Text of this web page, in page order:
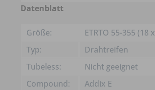
Datenblatt
Größe:
ETRTO 55-355 (18
Typ:
Drahtreifen
Tubeless:
Nicht geeignet
Compound:
Addix E